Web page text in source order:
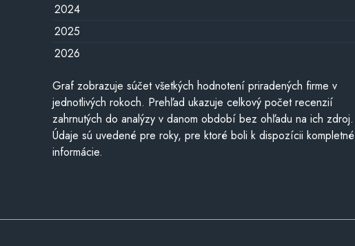
2024
2025
2026
Graf zobrazuje súčet všetkých hodnotení priradených firme v
jednotlivých rokoch. Prehľad ukazuje celkový počet recenzií
zahrnutých do analýzy v danom období bez ohľadu na ich zdroj.
Údaje sú uvedené pre roky, pre ktoré boli k dispozícii kompletné
informácie.